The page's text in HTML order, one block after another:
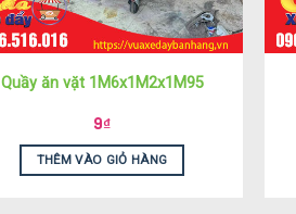
Quầy ăn vặt 1M6x1M2x1M95
9₫
THÊM VÀO GIỎ HÀNG